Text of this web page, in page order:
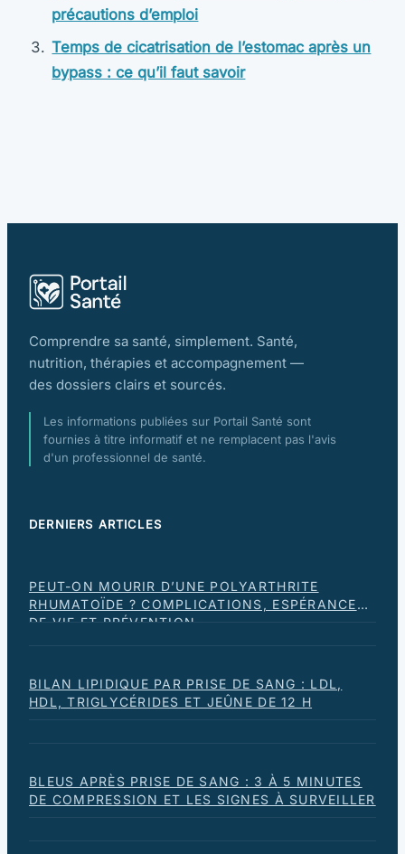
précautions d’emploi
Temps de cicatrisation de l’estomac après un
bypass : ce qu’il faut savoir
Comprendre sa santé, simplement. Santé,
nutrition, thérapies et accompagnement —
des dossiers clairs et sourcés.
Les informations publiées sur Portail Santé sont
fournies à titre informatif et ne remplacent pas l'avis
d'un professionnel de santé.
DERNIERS ARTICLES
PEUT-ON MOURIR D’UNE POLYARTHRITE
RHUMATOÏDE ? COMPLICATIONS, ESPÉRANCE
DE VIE ET PRÉVENTION
BILAN LIPIDIQUE PAR PRISE DE SANG : LDL,
HDL, TRIGLYCÉRIDES ET JEÛNE DE 12 H
BLEUS APRÈS PRISE DE SANG : 3 À 5 MINUTES
DE COMPRESSION ET LES SIGNES À SURVEILLER